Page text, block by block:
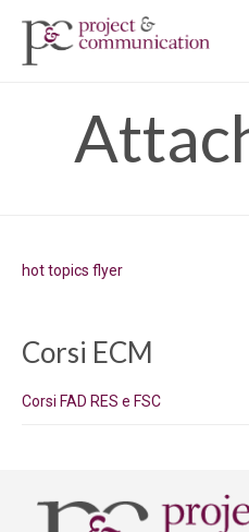
hot topics flyer
Corsi ECM
Corsi FAD RES e FSC